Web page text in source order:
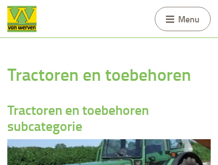
Menu
Tractoren en toebehoren
Tractoren en toebehoren
subcategorie